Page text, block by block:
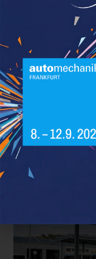
Condividi questo
Articoli correlati